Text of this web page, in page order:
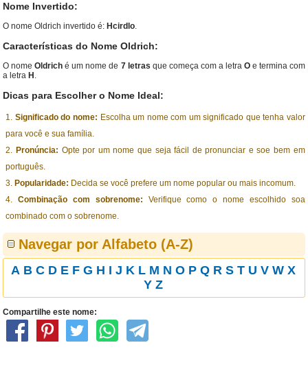
Nome Invertido:
O nome Oldrich invertido é: Hcirdlo.
Características do Nome Oldrich:
O nomeOldrich é um nome de 7 letras que começa com a letra Oe termina com
a letra H .
Dicas para Escolher o Nome Ideal:
Significado do nome: Escolha um nome com um significado que tenha valor
para você e sua família.
Pronúncia: Opte por um nome que seja fácil de pronunciar e soe bem em
português.
Popularidade: Decida se você prefere um nome popular ou mais incomum.
Combinação com sobrenome: Verifique como o nome escolhido soa
combinado com o sobrenome.
Navegar por Alfabeto (A-Z)
A B C D E F G H I J K L M N O P Q R S T U V W X
Y Z
Compartilhe este nome: